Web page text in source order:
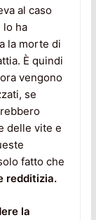
al caso
lo ha
la morte di
È quindi
vengono
se
delle vite e
fatto che
redditizia.
la